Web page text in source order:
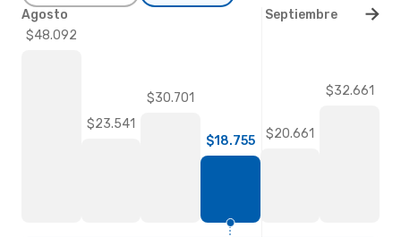
$48.092
$23.541
$30.701
$18.755 $20.661
$32.661
Agosto Septiembre